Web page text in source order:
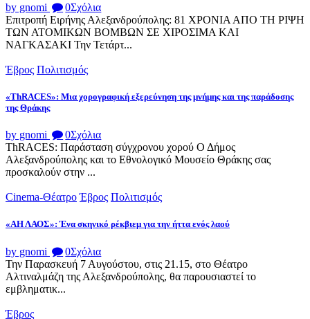
by gnomi 0Σχόλια
Επιτροπή Ειρήνης Αλεξανδρούπολης: 81 ΧΡΟΝΙΑ ΑΠΟ ΤΗ ΡΙΨΗ
ΤΩΝ ΑΤΟΜΙΚΩΝ ΒΟΜΒΩΝ ΣΕ ΧΙΡΟΣΙΜΑ ΚΑΙ
ΝΑΓΚΑΣΑΚΙ Την Τετάρτ...
Έβρος Πολιτισμός
«ThRACES»: Μια χορογραφική εξερεύνηση της μνήμης και της παράδοσης
της Θράκης
by gnomi 0Σχόλια
ThRACES: Παράσταση σύγχρονου χορού Ο Δήμος
Αλεξανδρούπολης και το Εθνολογικό Μουσείο Θράκης σας
προσκαλούν στην ...
Cinema-Θέατρο Έβρος Πολιτισμός
«ΑΗ ΛΑΟΣ»: Ένα σκηνικό ρέκβιεμ για την ήττα ενός λαού
by gnomi 0Σχόλια
Την Παρασκευή 7 Αυγούστου, στις 21.15, στο Θέατρο
Αλτιναλμάζη της Αλεξανδρούπολης, θα παρουσιαστεί το
εμβληματικ...
Έβρος